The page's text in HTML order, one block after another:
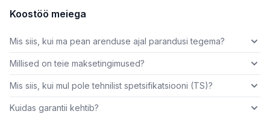
Koostöö meiega
Mis siis, kui ma pean arenduse ajal parandusi tegema?
Millised on teie maksetingimused?
Mis siis, kui mul pole tehnilist spetsifikatsiooni (TS)?
Kuidas garantii kehtib?